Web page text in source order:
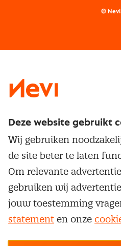
Nevi 2
©
Deze website gebruikt
Wij gebruiken
de site beter te laten
Om relevante
gebruiken wij
jouw toestemming
statement en onze